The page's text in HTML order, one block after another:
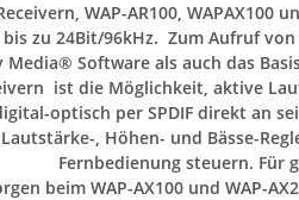
WAP-AR100,
bis zu 24Bit/96kHz. Zum Aufruf
Media® Software als auch das
ist die Möglichkeit, aktive
optisch per SPDIF direkt an
, Höhen- und Bässe-
Fernbedienung steuern. Für
beim WAP-AX100 und WAP-